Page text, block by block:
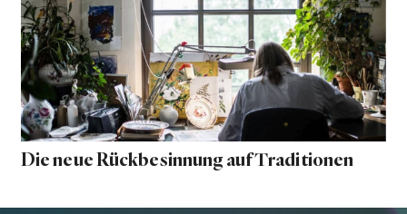
Die neue Rückbesinnung auf Traditionen